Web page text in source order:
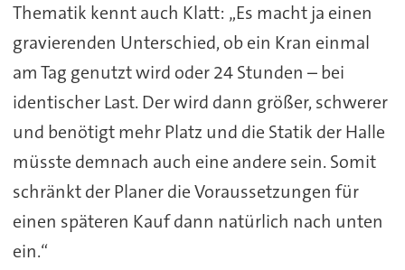
Thematik kennt auch Klatt: „Es macht ja einen
gravierenden Unterschied, ob ein Kran einmal
am Tag genutzt wird oder 24 Stunden – bei
identischer Last. Der wird dann größer, schwerer
und benötigt mehr Platz und die Statik der Halle
müsste demnach auch eine andere sein. Somit
schränkt der Planer die Voraussetzungen für
einen späteren Kauf dann natürlich nach unten
ein.“